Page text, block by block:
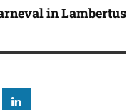
in Lambertus